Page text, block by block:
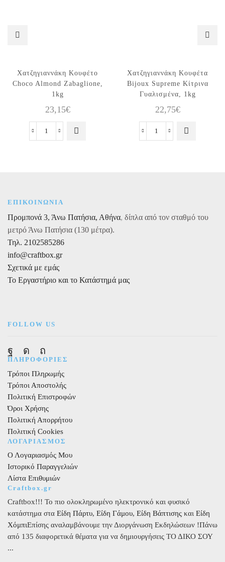
Χατζηγιαννάκη Κουφέτο
Choco Almond Zabaglione,
1kg
23,15€
Χατζηγιαννάκη
ποσότητα
Χατζηγιαννάκη Κουφέτα
Bijoux Supreme Κίτρινα
Γυαλισμένα, 1kg
22,75€
Χατζηγιαννάκη
ΕΠΙΚΟΙΝΩΝΙΑ
Προμπονά 3, Άνω Πατήσια, Αθήνα, δίπλα από τον σταθμό του
μετρό Άνω Πατήσια (130 μέτρα).
Τηλ. 2102585286
info@craftbox.gr
Σχετικά με εμάς
Το Εργαστήριο και το Κατάστημά μας
FOLLOW US
Facebook
Instagram
Pinterest
ΠΛΗΡΟΦΟΡΙΕΣ
Τρόποι Πληρωμής
Τρόποι Αποστολής
Πολιτική Επιστροφών
Όροι Χρήσης
Πολιτική Απορρήτου
Πολιτική Cookies
ΛΟΓΑΡΙΑΣΜΟΣ
Ο Λογαριασμός Μου
Ιστορικό Παραγγελιών
Λίστα Επιθυμιών
Craftbox.gr
Craftbox!!! Το πιο ολοκληρωμένο ηλεκτρονικό και φυσικό
κατάστημα στα Είδη Πάρτυ, Είδη Γάμου, Είδη Βάπτισης και Είδη
ΧόμπιΕπίσης αναλαμβάνουμε την Διοργάνωση Εκδηλώσεων !Πάνω
από 135 διαφορετικά θέματα για να δημιουργήσεις ΤΟ ΔΙΚΟ ΣΟΥ
...